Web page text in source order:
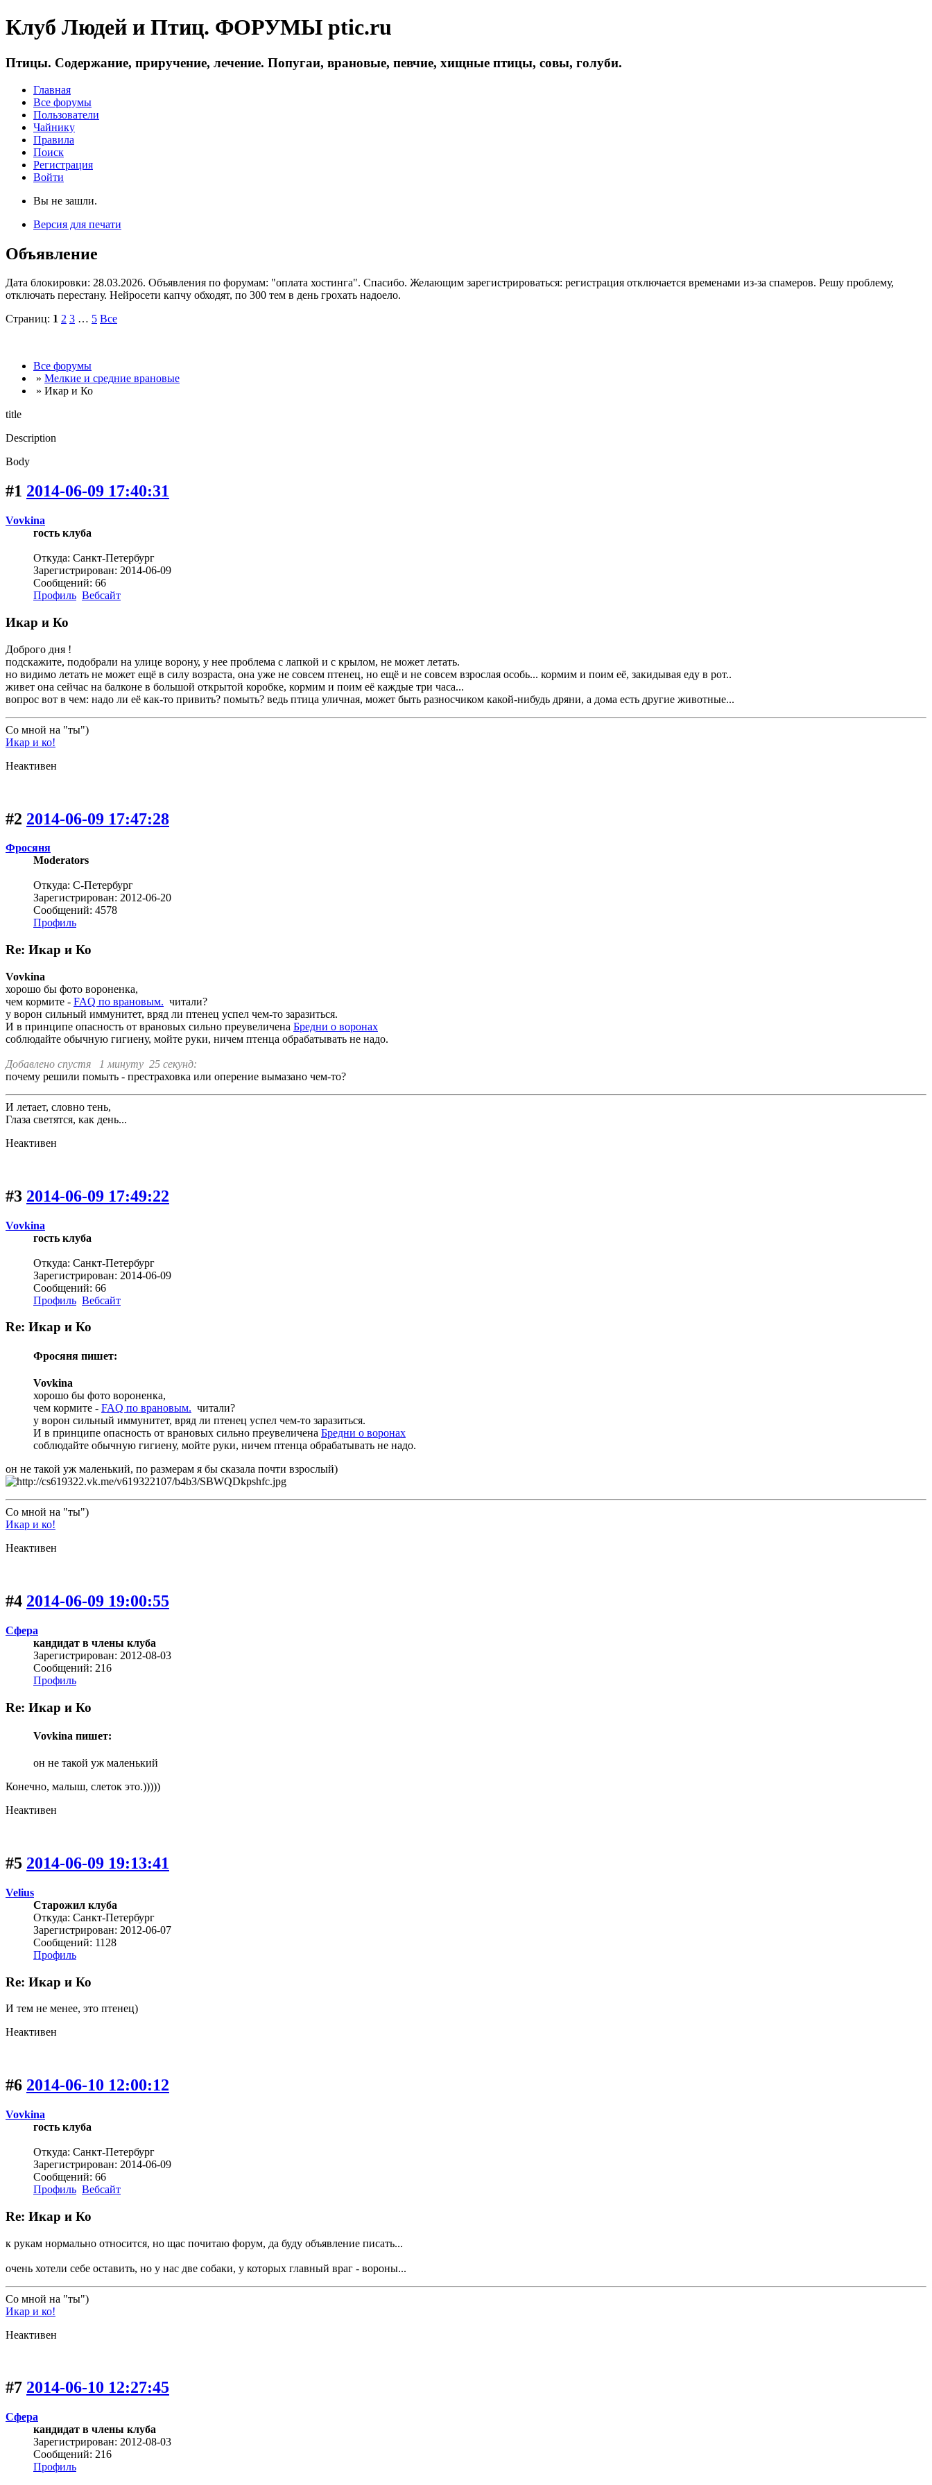
Клуб Людей и Птиц. ФОРУМЫ ptic.ru
Птицы. Содержание, приручение, лечение. Попугаи, врановые, певчие, хищные птицы, совы, голуби.
Главная
Все форумы
Пользователи
Чайнику
Правила
Поиск
Регистрация
Войти
Вы не зашли.
Версия для печати
Объявление
Дата блокировки: 28.03.2026. Объявления по форумам: "оплата хостинга". Спасибо. Желающим зарегистрироваться: регистрация отключается временами из-за спамеров. Решу проблему,
отключать перестану. Нейросети капчу обходят, по 300 тем в день грохать надоело.
Страниц: 1 2 3 … 5 Все
Все форумы
» Мелкие и средние врановые
» Икар и Ко
title
Description
Body
#1 2014-06-09 17:40:31
Vovkina
гость клуба
Откуда: Санкт-Петербург
Зарегистрирован: 2014-06-09
Сообщений: 66
Профиль Вебсайт
Икар и Ко
Доброго дня !
подскажите, подобрали на улице ворону, у нее проблема с лапкой и с крылом, не может летать.
но видимо летать не может ещё в силу возраста, она уже не совсем птенец, но ещё и не совсем взрослая особь... кормим и поим её, закидывая еду в рот..
живет она сейчас на балконе в большой открытой коробке, кормим и поим её каждые три часа...
вопрос вот в чем: надо ли её как-то привить? помыть? ведь птица уличная, может быть разносчиком какой-нибудь дряни, а дома есть другие животные...
Со мной на "ты")
Икар и ко!
Неактивен
#2 2014-06-09 17:47:28
Фросяня
Moderators
Откуда: С-Петербург
Зарегистрирован: 2012-06-20
Сообщений: 4578
Профиль
Re: Икар и Ко
Vovkina
хорошо бы фото вороненка,
чем кормите - FAQ по врановым. читали?
у ворон сильный иммунитет, вряд ли птенец успел чем-то заразиться.
И в принципе опасность от врановых сильно преувеличена Бредни о воронах
соблюдайте обычную гигиену, мойте руки, ничем птенца обрабатывать не надо.
Добавлено спустя 1 минуту 25 секунд:
почему решили помыть - престраховка или оперение вымазано чем-то?
И летает, словно тень,
Глаза светятся, как день...
Неактивен
#3 2014-06-09 17:49:22
Vovkina
гость клуба
Откуда: Санкт-Петербург
Зарегистрирован: 2014-06-09
Сообщений: 66
Профиль Вебсайт
Re: Икар и Ко
Фросяня пишет:
Vovkina
хорошо бы фото вороненка,
чем кормите - FAQ по врановым. читали?
у ворон сильный иммунитет, вряд ли птенец успел чем-то заразиться.
И в принципе опасность от врановых сильно преувеличена Бредни о воронах
соблюдайте обычную гигиену, мойте руки, ничем птенца обрабатывать не надо.
он не такой уж маленький, по размерам я бы сказала почти взрослый)
Со мной на "ты")
Икар и ко!
Неактивен
#4 2014-06-09 19:00:55
Сфера
кандидат в члены клуба
Зарегистрирован: 2012-08-03
Сообщений: 216
Профиль
Re: Икар и Ко
Vovkina пишет:
он не такой уж маленький
Конечно, малыш, слеток это.)))))
Неактивен
#5 2014-06-09 19:13:41
Velius
Старожил клуба
Откуда: Санкт-Петербург
Зарегистрирован: 2012-06-07
Сообщений: 1128
Профиль
Re: Икар и Ко
И тем не менее, это птенец)
Неактивен
#6 2014-06-10 12:00:12
Vovkina
гость клуба
Откуда: Санкт-Петербург
Зарегистрирован: 2014-06-09
Сообщений: 66
Профиль Вебсайт
Re: Икар и Ко
к рукам нормально относится, но щас почитаю форум, да буду объявление писать...
очень хотели себе оставить, но у нас две собаки, у которых главный враг - вороны...
Со мной на "ты")
Икар и ко!
Неактивен
#7 2014-06-10 12:27:45
Сфера
кандидат в члены клуба
Зарегистрирован: 2012-08-03
Сообщений: 216
Профиль